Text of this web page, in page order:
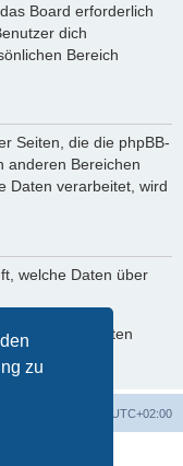
zu
Board erforderlich
dich
Bereich
Seiten, die die phpBB-
anderen Bereichen
Daten verarbeitet, wird
welche Daten über
deiner Daten
UTC+02:00
Limited